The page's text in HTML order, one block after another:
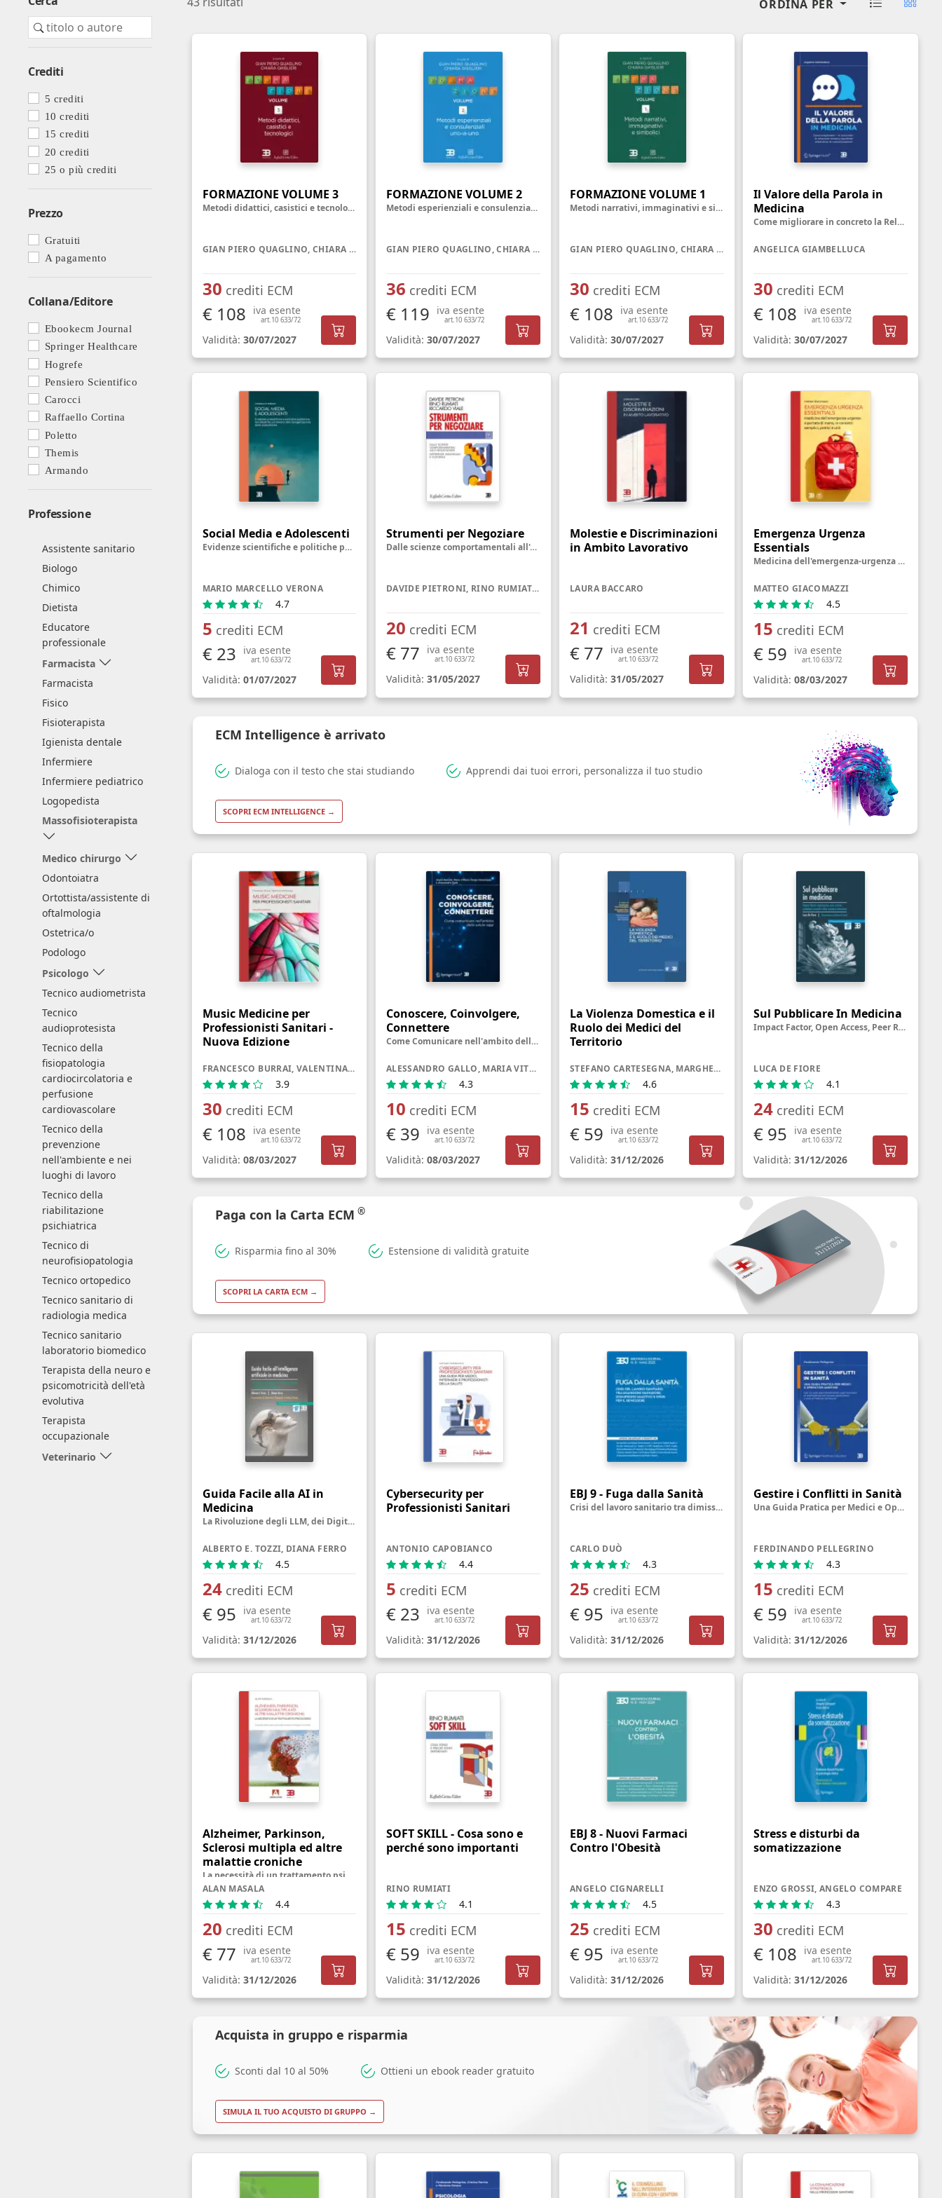
Farmacia ospedaliera
Farmacia territoriale
Psicologo/a
Tecnico di neurofisiopatologia
Terapista occupazionale
Veterinario - Igiene prod., trasf.,
commercial., conserv. e tras.
alimenti di origine animale e
Veterinario - sanità animale
Crediti
5 crediti
10 crediti
15 crediti
20 crediti
25 o più crediti
Prezzo
Gratuiti
A pagamento
Collana/Editore
Ebookecm Journal
Springer Healthcare
Hogrefe
Pensiero Scientifico
Carocci
Raffaello Cortina
Poletto
Themis
Armando
Professione
Assistente sanitario
Biologo
Chimico
Dietista
Educatore
professionale
Farmacista
Farmacista
Fisico
Fisioterapista
Igienista dentale
Infermiere
Infermiere pediatrico
Logopedista
Massofisioterapista
Medico chirurgo
Odontoiatra
Ortottista/assistente di
oftalmologia
Ostetrica/o
Podologo
Psicologo
Tecnico audiometrista
Tecnico
audioprotesista
Tecnico della
fisiopatologia
cardiocircolatoria e
perfusione
cardiovascolare
Tecnico della
prevenzione
nell'ambiente e nei
luoghi di lavoro
Tecnico della
riabilitazione
psichiatrica
Tecnico di
neurofisiopatologia
Tecnico ortopedico
Tecnico sanitario di
radiologia medica
Tecnico sanitario
laboratorio biomedico
Terapista della neuro e
psicomotricità dell'età
evolutiva
Terapista
occupazionale
Veterinario
ORDINA PER
FORMAZIONE VOLUME 3
Metodi didattici, casistici e tecnologici
GIAN PIERO QUAGLINO, CHIARA GHISLIERI
30 crediti ECM
€ 108 iva esente
art.10 633/72
Validità: 30/07/2027
FORMAZIONE VOLUME 2
Metodi esperienziali e consulenziali uno-a-uno
GIAN PIERO QUAGLINO, CHIARA GHISLIERI
36 crediti ECM
€ 119 iva esente
art.10 633/72
Validità: 30/07/2027
FORMAZIONE VOLUME 1
Metodi narrativi, immaginativi e simbolici
GIAN PIERO QUAGLINO, CHIARA GHISLIERI
30 crediti ECM
€ 108 iva esente
art.10 633/72
Validità:30/07/2027
Il Valore della Parola in
Medicina
Come migliorare in concreto la Relazione medico-paziente attraverso la Comunicazione
ANGELICA GIAMBELLUCA
30 crediti ECM
€ 108 iva esente
art.10 633/72
Validità:30/07/2027
Social Media e Adolescenti
Evidenze scientifiche e politiche pubbliche, dal dibattito sul divieto alla riprogettazione delle piattaforme
MARIO MARCELLO VERONA
4.7
5 crediti ECM
€ 23 iva esente
art.10 633/72
Validità: 01/07/2027
Strumenti per Negoziare
Dalle scienze comportamentali all'e-negotiation. Differenze individuali e culturali
DAVIDE PIETRONI, RINO RUMIATI, RICCARDO VIALE
20 crediti ECM
€ 77 iva esente
art.10 633/72
Validità: 31/05/2027
Molestie e Discriminazioni
in Ambito Lavorativo
LAURA BACCARO
21 crediti ECM
€ 77 iva esente
art.10 633/72
Validità:31/05/2027
Emergenza Urgenza
Essentials
Medicina dell'emergenza-urgenza a portata di mano, in concetti semplici, pratici e utili
MATTEO GIACOMAZZI
4.5
15 crediti ECM
€ 59 iva esente
art.10 633/72
Validità:08/03/2027
Music Medicine per
Professionisti Sanitari -
Nuova Edizione
FRANCESCO BURRAI, VALENTINA MICHELUZZI
3.9
30 crediti ECM
€ 108 iva esente
art.10 633/72
Validità: 08/03/2027
Conoscere, Coinvolgere,
Connettere
Come Comunicare nell'ambito della Salute oggi
ALESSANDRO GALLO, MARIA VITTORIA VERGA FALZACAPPA, GIULIA RANCATI
4.3
10 crediti ECM
€ 39 iva esente
art.10 633/72
Validità: 08/03/2027
La Violenza Domestica e il
Ruolo dei Medici del
Territorio
STEFANO CARTESEGNA, MARGHERITA SARACENO
4.6
15 crediti ECM
€ 59 iva esente
art.10 633/72
Validità:31/12/2026
Sul Pubblicare In Medicina
Impact Factor, Open Access, Peer Review, Predatory Journal e altre creature misteriose
LUCA DE FIORE
4.1
24 crediti ECM
€ 95 iva esente
art.10 633/72
Validità:31/12/2026
Guida Facile alla AI in
Medicina
La Rivoluzione degli LLM, dei Digital Twin e degli Agenti Intelligenti
ALBERTO E. TOZZI, DIANA FERRO
4.5
24crediti ECM
€ 95 iva esente
art.10 633/72
Validità: 31/12/2026
Cybersecurity per
Professionisti Sanitari
ANTONIO CAPOBIANCO
4.4
5 crediti ECM
€ 23 iva esente
art.10 633/72
Validità: 31/12/2026
EBJ 9 - Fuga dalla Sanità
Crisi del lavoro sanitario tra dimissioni silenziose, disimpegno emotivo e sfide per il benessere
CARLO DUÒ
4.3
25 crediti ECM
€ 95 iva esente
art.10 633/72
Validità:31/12/2026
Gestire i Conflitti in Sanità
Una Guida Pratica per Medici e Operatori Sanitari
FERDINANDO PELLEGRINO
4.3
15 crediti ECM
€ 59 iva esente
art.10 633/72
Validità:31/12/2026
Alzheimer, Parkinson,
Sclerosi multipla ed altre
malattie croniche
ALAN MASALA
4.4
20 crediti ECM
€ 77 iva esente
art.10 633/72
Validità: 31/12/2026
SOFT SKILL - Cosa sono e
perché sono importanti
RINO RUMIATI
4.1
15 crediti ECM
€ 59 iva esente
art.10 633/72
Validità: 31/12/2026
EBJ 8 - Nuovi Farmaci
Contro l'Obesità
ANGELO CIGNARELLI
4.5
25 crediti ECM
€ 95 iva esente
art.10 633/72
Validità:31/12/2026
Stress e disturbi da
somatizzazione
ENZO GROSSI, ANGELO COMPARE
4.3
30 crediti ECM
€ 108 iva esente
art.10 633/72
Validità:31/12/2026
ECM Intelligence è arrivato
Dialoga con il testo che stai studiando Apprendi dai tuoi errori, personalizza il tuo studio
SCOPRI ECM INTELLIGENCE →
Paga con la Carta ECM ®
Risparmia fino al 30% Estensione di validità gratuite
SCOPRI LA CARTA ECM →
Acquista in gruppo e risparmia
Sconti dal 10 al 50% Ottieni un ebook reader gratuito
SIMULA IL TUO ACQUISTO DI GRUPPO →